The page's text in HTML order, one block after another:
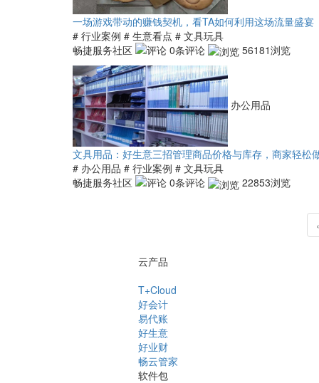
一场游戏带动的赚钱契机，看TA如何利用这场流量盛宴
# 行业案例 # 生意看点 # 文具玩具
畅捷服务社区
0条评论 56181浏览
办公用品
文具用品：好生意三招管理商品价格与库存，商家轻松
# 办公用品 # 行业案例 # 文具玩具
畅捷服务社区
0条评论 22853浏览
‹
云产品
T+Cloud
好会计
易代账
好生意
好业财
畅云管家
软件包